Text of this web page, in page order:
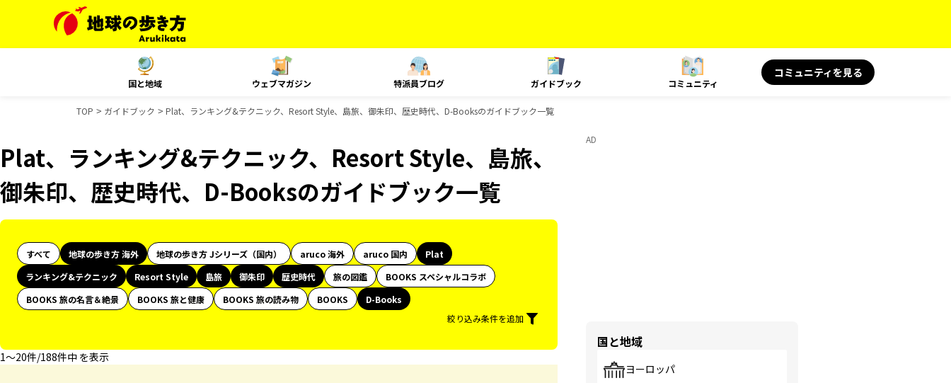
国と地域 ウェブマガジン 特派員ブログ ガイドブック コミュニティ
コミュニティを見る
TOP ガイドブック Plat、ランキング&テクニック、Resort Style、島旅、御朱印、歴史時代、D-Booksのガイドブック一覧
Plat、ランキング&テクニック、Resort Style、島旅、
御朱印、歴史時代、D-Booksのガイドブック一覧
すべて 地球の歩き方 海外 地球の歩き方 Jシリーズ（国内） aruco 海外 aruco 国内
Plat
ランキング&テクニック
Resort Style 島旅 御朱印 歴史時代 旅の図鑑
BOOKS スペシャルコラボ
BOOKS 旅の名言＆絶景
BOOKS 旅と健康 BOOKS 旅の読み物 BOOKS
D-Books
絞り込み条件を追加
1〜20件/188件中 を表示
AD
国と地域
ヨーロッパ